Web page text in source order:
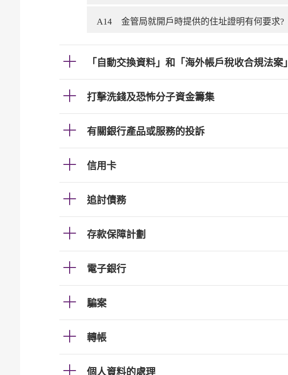
A14 金管局就開戶時提供的住址證明有何要求?
「自動交換資料」和「海外帳戶稅收合規法案」
打擊洗錢及恐怖分子資金籌集
有關銀行產品或服務的投訴
信用卡
追討債務
存款保障計劃
電子銀行
騙案
轉帳
個人資料的處理